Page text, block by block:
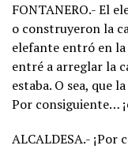
FONTANERO.- El
o construyeron la
elefante entró en
entré a arreglar la
estaba. O sea, que
Por consiguiente…
ALCALDESA.- ¡Por